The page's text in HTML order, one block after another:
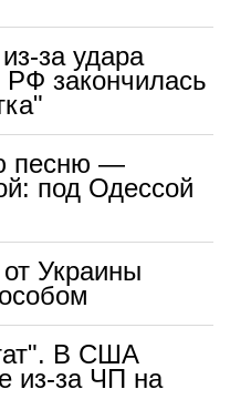
за удара
закончилась
песню —
под Одессой
Украины
В США
из-за ЧП на